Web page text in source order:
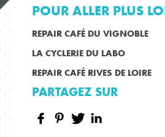
POUR ALLER PLUS
REPAIR CAFÉ DU VIGNOBLE
LA CYCLERIE DU LABO
REPAIR CAFÉ RIVES DE LOIRE
PARTAGEZ SUR